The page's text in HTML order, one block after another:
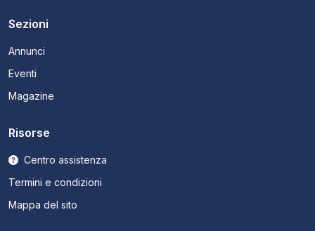
Sezioni
Annunci
Eventi
Magazine
Risorse
Centro assistenza
Termini e condizioni
Mappa del sito